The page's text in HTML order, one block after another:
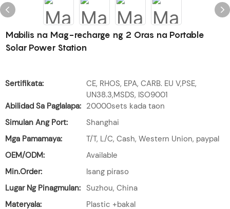
Mabilis na Mag-recharge ng 2 Oras na Portable
Solar Power Station
Sertifikata:
CE, RHOS, EPA, CARB. EU V,PSE,
UN38.3,MSDS, ISO9001
Abilidad Sa Paglalapa: 20000sets kada taon
Simulan Ang Port:
Shanghai
Mga Pamamaya:
T/T, L/C, Cash, Western Union, paypal
OEM/ODM:
Available
Min.Order:
Isang piraso
Lugar Ng Pinagmulan: Suzhou, China
Materyala:
Plastic +bakal